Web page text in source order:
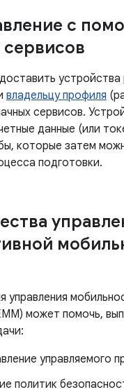
с
устройства
владельцу профиля
сервисов.
данные (или
которые затем
подготовки.
управления
может помочь,
управляемого
политик